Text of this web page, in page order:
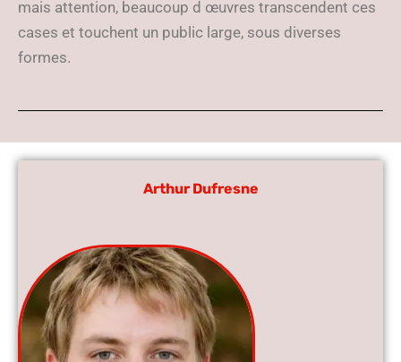
mais attention, beaucoup d œuvres transcendent ces
cases et touchent un public large, sous diverses
formes.
Arthur Dufresne